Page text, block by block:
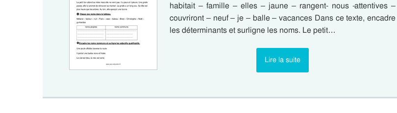
habitait – famille – elles – jaune – rangent- nous -attentives –
couvriront – neuf – je – balle – vacances Dans ce texte, encadre
les déterminants et surligne les noms. Le petit…
Lire la suite